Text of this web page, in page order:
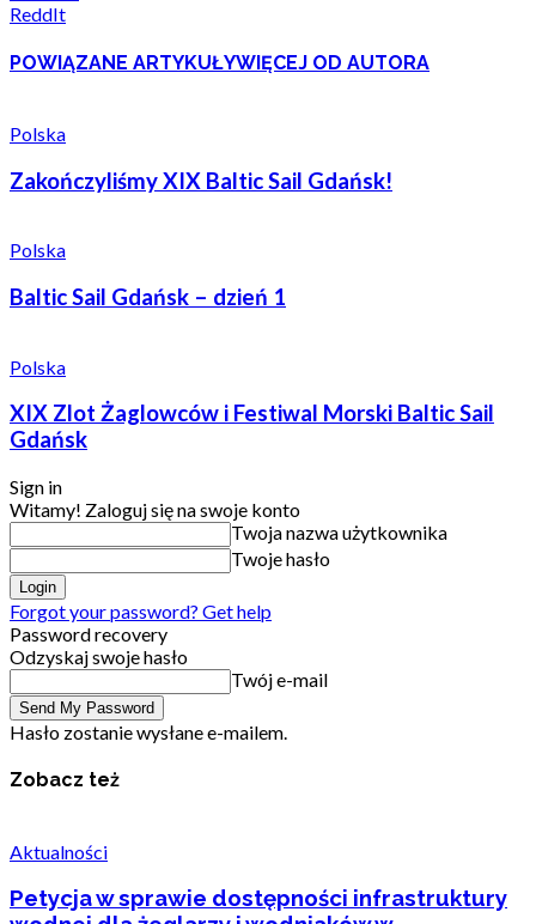
ReddIt
POWIĄZANE ARTYKUŁYWIĘCEJ OD AUTORA
Polska
Zakończyliśmy XIX Baltic Sail Gdańsk!
Polska
Baltic Sail Gdańsk – dzień 1
Polska
XIX Zlot Żaglowców i Festiwal Morski Baltic Sail
Gdańsk
Sign in
Witamy! Zaloguj się na swoje konto
Twoja nazwa użytkownika
Twoje hasło
Forgot your password? Get help
Password recovery
Odzyskaj swoje hasło
Twój e-mail
Hasło zostanie wysłane e-mailem.
Zobacz też
Aktualności
Petycja w sprawie dostępności infrastruktury